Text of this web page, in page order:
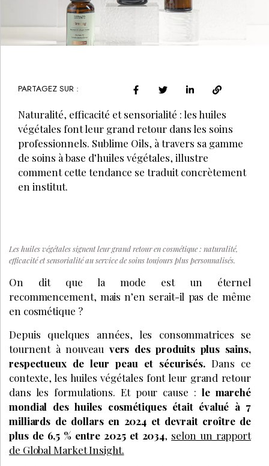
PARTAGEZ SUR :
Naturalité, efficacité et sensorialité : les huiles
végétales font leur grand retour dans les soins
professionnels. Sublime Oils, à travers sa gamme
de soins à base d’huiles végétales, illustre
comment cette tendance se traduit concrètement
en institut.
Les huiles végétales signent leur grand retour en cosmétique : naturalité,
efficacité et sensorialité au service de soins toujours plus personnalisés.
On dit que la mode est un éternel
recommencement, mais n’en serait-il pas de même
en cosmétique ?
Depuis quelques années, les consommatrices se
tournent à nouveau vers des produits plus sains,
respectueux de leur peau et sécurisés. Dans ce
contexte, les huiles végétales font leur grand retour
dans les formulations. Et pour cause : le marché
mondial des huiles cosmétiques était évalué à 7
milliards de dollars en 2024 et devrait croître de
plus de 6,5 % entre 2025 et 2034, selon un rapport
de Global Market Insight.